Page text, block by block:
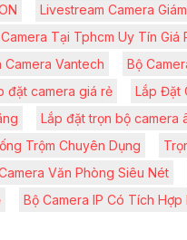
Livestream Camera
Tại Tphcm Uy Tín Giá
Camera Vantech
Bộ
đặt camera giá rẻ
Lắp Đặt
Lắp đặt trọn bộ camera
Trộm Chuyên Dụng
Văn Phòng Siêu Nét
Bộ Camera IP Có Tích Hợp